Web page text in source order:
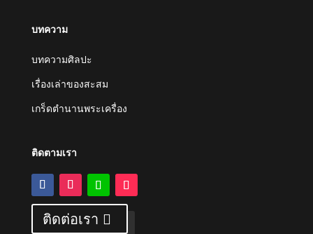
บทความ
บทความศิลปะ
เรื่องเล่าของสะสม
เกร็ดตำนานพระเครื่อง
ติดตามเรา
ติดต่อเรา